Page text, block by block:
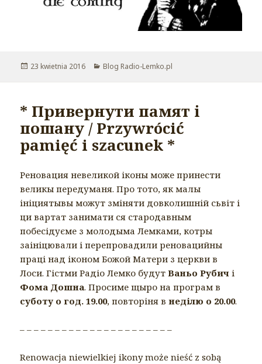
Opublikowano
23 kwietnia 2016 Kategorie
Blog Radio-Lemko.pl
* Привернути памят і
пошану / Przywrócić
pamięć i szacunek *
Реновация невеликой іконы може принести
великы передуманя. Про тото, як малы
ініциятывы можут зміняти довколишній сьвіт і
ци вартат занимати ся стародавным
побесідуєме з молодыма Лемками, котры
заініцювали і перепровадили реновацийны
праці над іконом Божой Матери з церкви в
Лоси. Гістми Радіо Лемко будутВаньо Рубич і
Фома Дошна. Просиме щыро на програм в
суботу о год. 19.00, повторіня внеділю о 20.00.
– – – – – – – – – – – – – – – – – – – – – –
Renowacja niewielkiej ikony może nieść z sobą